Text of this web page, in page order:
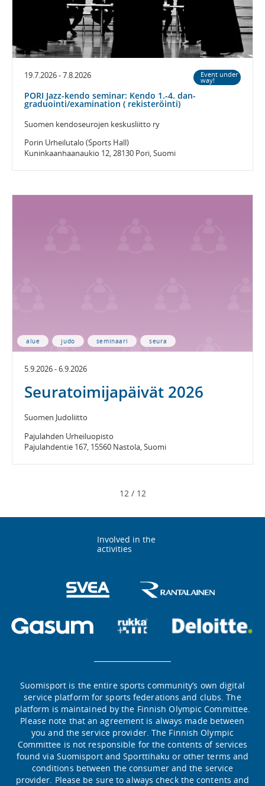
19.7.2026 - 7.8.2026 Event under
way!
PORI Jazz-kendo seminar: Kendo 1.-4. dan-
graduointi/examination ( rekisteröinti)
Suomen kendoseurojen keskusliitto ry
Porin Urheilutalo (Sports Hall)
Kuninkaanhaanaukio 12, 28130 Pori, Suomi
alue judo seminaari seura
5.9.2026 - 6.9.2026
Seuratoimijapäivät 2026
Suomen Judoliitto
Pajulahden Urheiluopisto
Pajulahdentie 167, 15560 Nastola, Suomi
12/ 12
Involved in the
activities
Suomisport is the entire sports community’s own digital
service platform for sports federations and clubs. The
platform is maintained by the Finnish Olympic Committee.
Please note that an agreement is always made between
you and the service provider. The Finnish Olympic
Committee is not responsible for the contents of services
found via Suomisport and Sporttihaku or other terms and
conditions between the consumer and the service
provider. Please be sure to always check the contents and